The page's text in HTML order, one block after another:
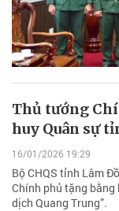
Thủ tướng
huy Quân sự
16/01/2026 19:29
Bộ CHQS tỉnh Lâm
Chính phủ tặng bằng
dịch Quang Trung”.